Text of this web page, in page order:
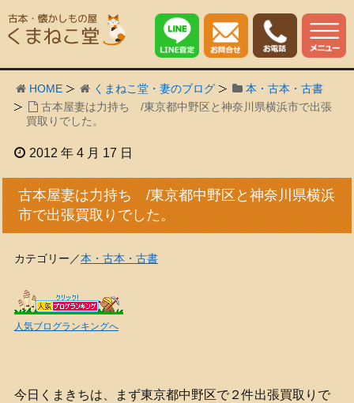
HOME くまねこ堂・妻のブログ
本・古本・古書
古本屋妻は力持ち /東京都中野区と神奈川県横浜市で出張
買取りでした。
2012 年 4 月 17 日
古本屋妻は力持ち /東京都中野区と神奈川県横浜
市で出張買取りでした。
カテゴリー／本・古本・古書
人気ブログランキングへ
今日くまきちは、まず東京都中野区で２件出張買取りで